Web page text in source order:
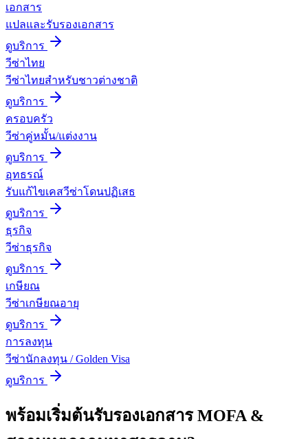
เอกสาร
แปลและรับรองเอกสาร
ดูบริการ
วีซ่าไทย
วีซ่าไทยสำหรับชาวต่างชาติ
ดูบริการ
ครอบครัว
วีซ่าคู่หมั้น/แต่งงาน
ดูบริการ
อุทธรณ์
รับแก้ไขเคสวีซ่าโดนปฏิเสธ
ดูบริการ
ธุรกิจ
วีซ่าธุรกิจ
ดูบริการ
เกษียณ
วีซ่าเกษียณอายุ
ดูบริการ
การลงทุน
วีซ่านักลงทุน / Golden Visa
ดูบริการ
พร้อมเริ่มต้นรับรองเอกสาร MOFA &